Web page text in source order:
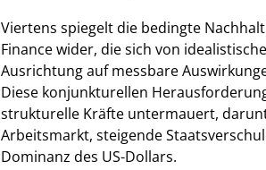
Viertens spiegelt die bedingte
Finance wider, die sich von
Ausrichtung auf messbare
Diese konjunkturellen
strukturelle Kräfte untermauert,
Arbeitsmarkt, steigende
Dominanz des US-Dollars.